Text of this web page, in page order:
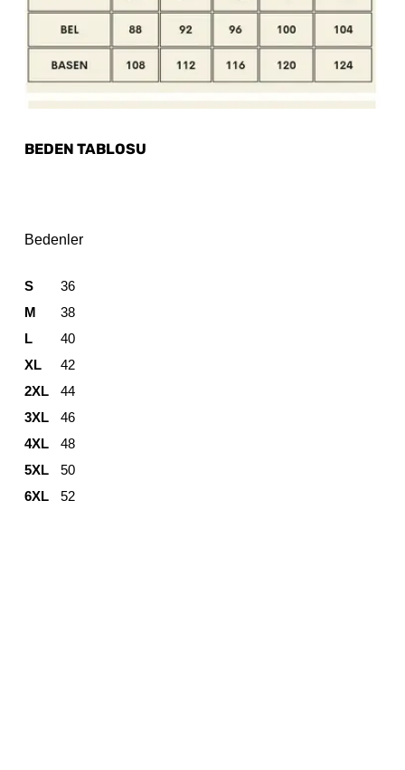
BEDEN TABLOSU
Bedenler
S
36
M
38
L
40
XL
42
2XL
44
3XL
46
4XL
48
5XL
50
6XL
52